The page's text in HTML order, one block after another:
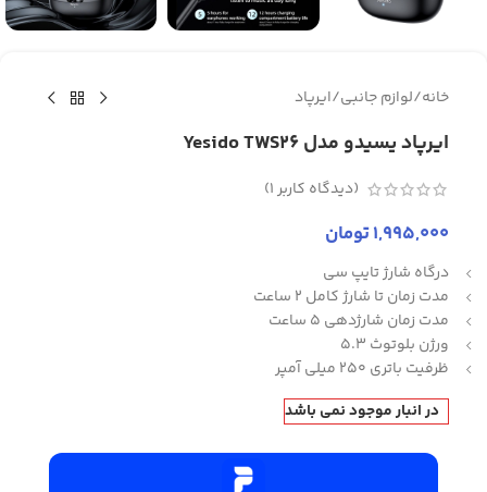
خانه/لوازم جانبی/ایرپاد
ایرپاد یسیدو مدل Yesido TWS26
(دیدگاه کاربر1
)
1,995,000تومان
درگاه شارژ تایپ سی
مدت زمان تا شارژ کامل 2 ساعت
مدت زمان شارژدهی 5 ساعت
ورژن بلوتوث 5.3
ظرفیت باتری 250 میلی آمپر
در انبار موجود نمی باشد